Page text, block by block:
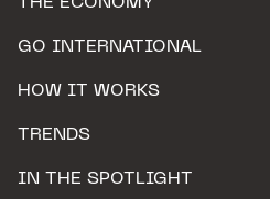
THE ECONOMY
GO INTERNATIONAL
HOW IT WORKS
TRENDS
IN THE SPOTLIGHT